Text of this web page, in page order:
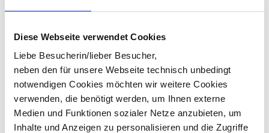
Diese Webseite verwendet Cookies
Liebe Besucherin/lieber Besucher,
neben den für unsere Webseite technisch unbedingt
notwendigen Cookies möchten wir weitere Cookies
verwenden, die benötigt werden, um Ihnen externe
Medien und Funktionen sozialer Netze anzubieten, um
Inhalte und Anzeigen zu personalisieren und die Zugriffe